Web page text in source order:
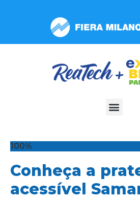
inclui
100%
Conheça a
acessível